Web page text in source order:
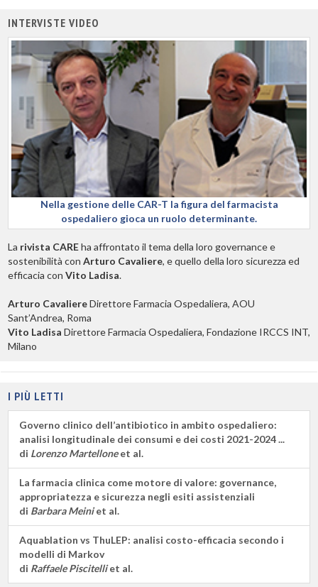
INTERVISTE VIDEO
Nella gestione delle CAR-T la figura del farmacista
ospedaliero gioca un ruolo determinante.
La rivista CAREha affrontato il tema della loro governance e
sostenibilità con Arturo Cavaliere, e quello della loro sicurezza ed
efficacia con Vito Ladisa.
Arturo CavaliereDirettore Farmacia Ospedaliera, AOU
Sant’Andrea, Roma
Vito Ladisa Direttore Farmacia Ospedaliera, Fondazione IRCCS INT,
Milano
I PIÙ LETTI
Governo clinico dell’antibiotico in ambito ospedaliero:
analisi longitudinale dei consumi e dei costi 2021-2024 ...
di Lorenzo Martelloneet al.
La farmacia clinica come motore di valore: governance,
appropriatezza e sicurezza negli esiti assistenziali
di Barbara Meiniet al.
Aquablation vs ThuLEP: analisi costo-efficacia secondo i
modelli di Markov
di Raffaele Piscitelliet al.